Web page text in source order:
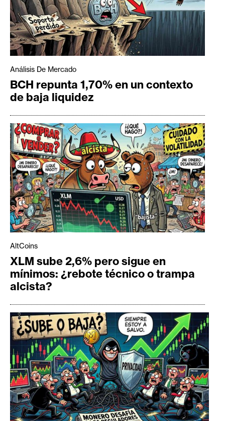
Análisis De Mercado
BCH repunta 1,70% en un contexto
de baja liquidez
AltCoins
XLM sube 2,6% pero sigue en
mínimos: ¿rebote técnico o trampa
alcista?